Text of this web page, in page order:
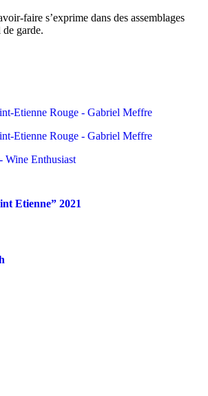
faire s’exprime dans des assemblages
garde.
Etienne” 2021